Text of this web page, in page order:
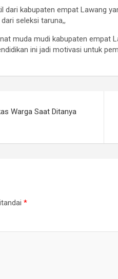
kabupaten empat Lawang
seleksi taruna,,
muda mudi kabupaten
ini jadi motivasi untuk
Warga Saat Ditanya
*